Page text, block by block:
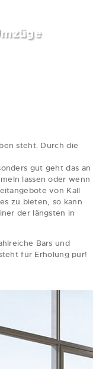
steht. Durch die
gut geht das an
lassen oder wenn
von Kall
zu bieten, so kann
der längsten in
Bars und
für Erholung pur!